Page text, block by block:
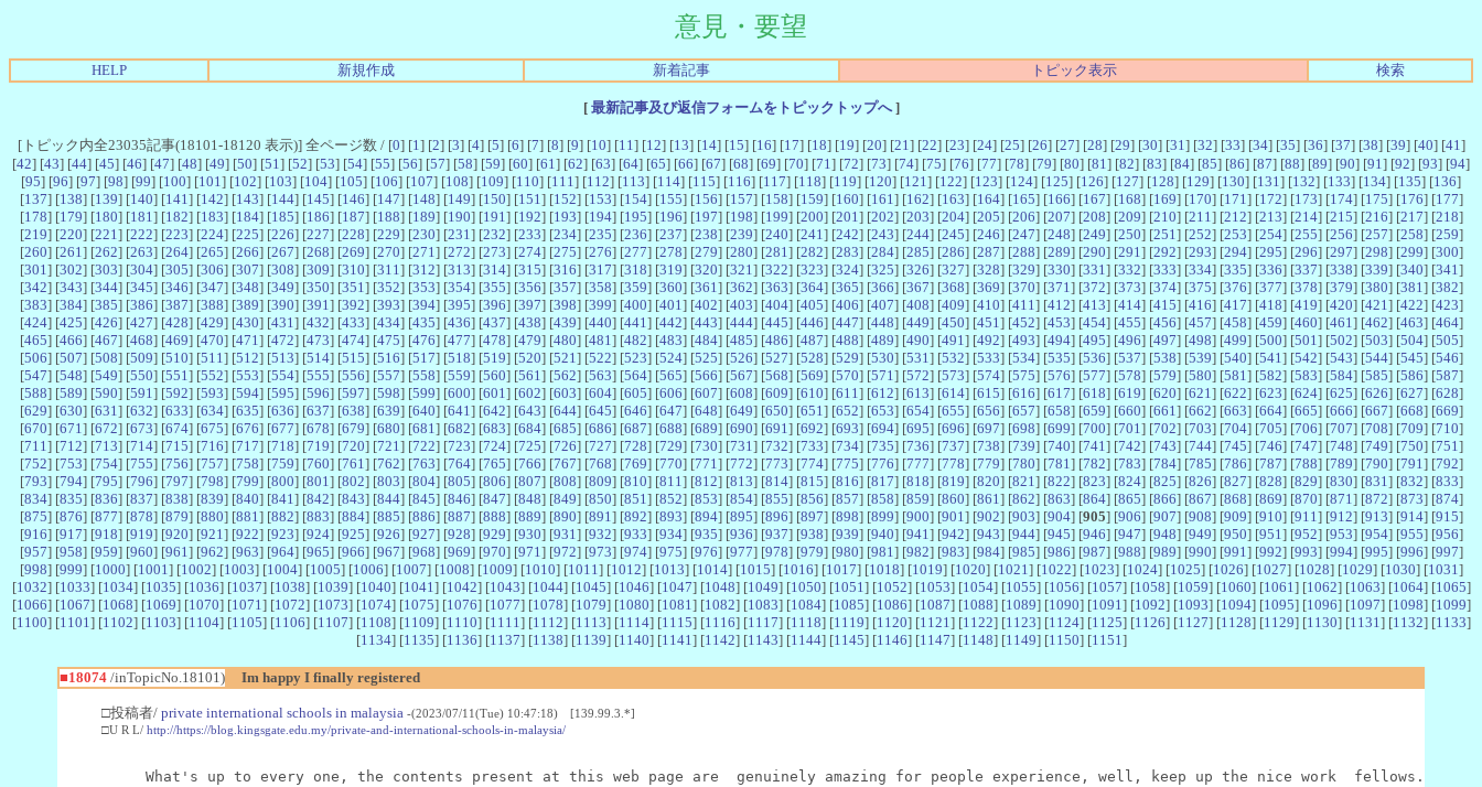
意見・要望
HELP 新規作成 新着記事 トピック表示 検索
[最新記事及び返信フォームをトピックトップへ]
[トピック内全23035記事(18101-18120 表示)] 全ページ数 / [0] [1 ] [2] [3] [4] [5] [6] [7] [8] [9] [10] [11 ] [12] [13] [14] [15] [16] [17] [18] [19] [20] [21 ] [22] [23] [24] [25] [26] [27] [28] [29] [30] [31 ] [32] [33] [34] [35] [36] [37] [38] [39] [40] [41 ]
[42] [43] [44] [45] [46] [47] [48] [49] [50] [51 ] [52] [53] [54] [55] [56] [57] [58] [59] [60] [61 ] [62] [63] [64] [65] [66] [67] [68] [69] [70] [71 ] [72] [73] [74] [75] [76] [77] [78] [79] [80] [81 ] [82] [83] [84] [85] [86] [87] [88] [89] [90] [91 ] [92] [93] [94]
[95] [96] [97] [98] [99] [100] [101 ] [102] [103] [104] [105] [106] [107] [108] [109] [110] [111 ] [112] [113] [114] [115] [116] [117] [118] [119] [120] [121 ] [122] [123] [124] [125] [126] [127] [128] [129] [130] [131 ] [132] [133] [134] [135] [136]
[137] [138] [139] [140] [141 ] [142] [143] [144] [145] [146] [147] [148] [149] [150] [151 ] [152] [153] [154] [155] [156] [157] [158] [159] [160] [161 ] [162] [163] [164] [165] [166] [167] [168] [169] [170] [171 ] [172] [173] [174] [175] [176] [177]
[178] [179] [180] [181 ] [182] [183] [184] [185] [186] [187] [188] [189] [190] [191 ] [192] [193] [194] [195] [196] [197] [198] [199] [200] [201 ] [202] [203] [204] [205] [206] [207] [208] [209] [210] [211 ] [212] [213] [214] [215] [216] [217] [218]
[219] [220] [221 ] [222] [223] [224] [225] [226] [227] [228] [229] [230] [231 ] [232] [233] [234] [235] [236] [237] [238] [239] [240] [241 ] [242] [243] [244] [245] [246] [247] [248] [249] [250] [251 ] [252] [253] [254] [255] [256] [257] [258] [259]
[260] [261 ] [262] [263] [264] [265] [266] [267] [268] [269] [270] [271 ] [272] [273] [274] [275] [276] [277] [278] [279] [280] [281 ] [282] [283] [284] [285] [286] [287] [288] [289] [290] [291 ] [292] [293] [294] [295] [296] [297] [298] [299] [300]
[301 ] [302] [303] [304] [305] [306] [307] [308] [309] [310] [311 ] [312] [313] [314] [315] [316] [317] [318] [319] [320] [321 ] [322] [323] [324] [325] [326] [327] [328] [329] [330] [331 ] [332] [333] [334] [335] [336] [337] [338] [339] [340] [341 ]
[342] [343] [344] [345] [346] [347] [348] [349] [350] [351 ] [352] [353] [354] [355] [356] [357] [358] [359] [360] [361 ] [362] [363] [364] [365] [366] [367] [368] [369] [370] [371 ] [372] [373] [374] [375] [376] [377] [378] [379] [380] [381 ] [382]
[383] [384] [385] [386] [387] [388] [389] [390] [391 ] [392] [393] [394] [395] [396] [397] [398] [399] [400] [401 ] [402] [403] [404] [405] [406] [407] [408] [409] [410] [411 ] [412] [413] [414] [415] [416] [417] [418] [419] [420] [421 ] [422] [423]
[424] [425] [426] [427] [428] [429] [430] [431 ] [432] [433] [434] [435] [436] [437] [438] [439] [440] [441 ] [442] [443] [444] [445] [446] [447] [448] [449] [450] [451 ] [452] [453] [454] [455] [456] [457] [458] [459] [460] [461 ] [462] [463] [464]
[465] [466] [467] [468] [469] [470] [471 ] [472] [473] [474] [475] [476] [477] [478] [479] [480] [481 ] [482] [483] [484] [485] [486] [487] [488] [489] [490] [491 ] [492] [493] [494] [495] [496] [497] [498] [499] [500] [501 ] [502] [503] [504] [505]
[506] [507] [508] [509] [510] [511 ] [512] [513] [514] [515] [516] [517] [518] [519] [520] [521 ] [522] [523] [524] [525] [526] [527] [528] [529] [530] [531 ] [532] [533] [534] [535] [536] [537] [538] [539] [540] [541 ] [542] [543] [544] [545] [546]
[547] [548] [549] [550] [551 ] [552] [553] [554] [555] [556] [557] [558] [559] [560] [561 ] [562] [563] [564] [565] [566] [567] [568] [569] [570] [571 ] [572] [573] [574] [575] [576] [577] [578] [579] [580] [581 ] [582] [583] [584] [585] [586] [587]
[588] [589] [590] [591 ] [592] [593] [594] [595] [596] [597] [598] [599] [600] [601 ] [602] [603] [604] [605] [606] [607] [608] [609] [610] [611 ] [612] [613] [614] [615] [616] [617] [618] [619] [620] [621 ] [622] [623] [624] [625] [626] [627] [628]
[629] [630] [631 ] [632] [633] [634] [635] [636] [637] [638] [639] [640] [641 ] [642] [643] [644] [645] [646] [647] [648] [649] [650] [651 ] [652] [653] [654] [655] [656] [657] [658] [659] [660] [661 ] [662] [663] [664] [665] [666] [667] [668] [669]
[670] [671 ] [672] [673] [674] [675] [676] [677] [678] [679] [680] [681 ] [682] [683] [684] [685] [686] [687] [688] [689] [690] [691 ] [692] [693] [694] [695] [696] [697] [698] [699] [700] [701 ] [702] [703] [704] [705] [706] [707] [708] [709] [710]
[711 ] [712] [713] [714] [715] [716] [717] [718] [719] [720] [721 ] [722] [723] [724] [725] [726] [727] [728] [729] [730] [731 ] [732] [733] [734] [735] [736] [737] [738] [739] [740] [741 ] [742] [743] [744] [745] [746] [747] [748] [749] [750] [751 ]
[752] [753] [754] [755] [756] [757] [758] [759] [760] [761 ] [762] [763] [764] [765] [766] [767] [768] [769] [770] [771 ] [772] [773] [774] [775] [776] [777] [778] [779] [780] [781 ] [782] [783] [784] [785] [786] [787] [788] [789] [790] [791 ] [792]
[793] [794] [795] [796] [797] [798] [799] [800] [801 ] [802] [803] [804] [805] [806] [807] [808] [809] [810] [811 ] [812] [813] [814] [815] [816] [817] [818] [819] [820] [821 ] [822] [823] [824] [825] [826] [827] [828] [829] [830] [831 ] [832] [833]
[834] [835] [836] [837] [838] [839] [840] [841 ] [842] [843] [844] [845] [846] [847] [848] [849] [850] [851 ] [852] [853] [854] [855] [856] [857] [858] [859] [860] [861 ] [862] [863] [864] [865] [866] [867] [868] [869] [870] [871 ] [872] [873] [874]
[875] [876] [877] [878] [879] [880] [881 ] [882] [883] [884] [885] [886] [887] [888] [889] [890] [891 ] [892] [893] [894] [895] [896] [897] [898] [899] [900] [901 ] [902] [903] [904] [905] [906] [907] [908] [909] [910] [911 ] [912] [913] [914] [915]
[916] [917] [918] [919] [920] [921 ] [922] [923] [924] [925] [926] [927] [928] [929] [930] [931 ] [932] [933] [934] [935] [936] [937] [938] [939] [940] [941 ] [942] [943] [944] [945] [946] [947] [948] [949] [950] [951 ] [952] [953] [954] [955] [956]
[957] [958] [959] [960] [961 ] [962] [963] [964] [965] [966] [967] [968] [969] [970] [971 ] [972] [973] [974] [975] [976] [977] [978] [979] [980] [981 ] [982] [983] [984] [985] [986] [987] [988] [989] [990] [991 ] [992] [993] [994] [995] [996] [997]
[998] [999] [1000] [1001 ] [1002] [1003] [1004] [1005] [1006] [1007] [1008] [1009] [1010] [1011 ] [1012] [1013] [1014] [1015] [1016] [1017] [1018] [1019] [1020] [1021 ] [1022] [1023] [1024] [1025] [1026] [1027] [1028] [1029] [1030] [1031 ]
[1032] [1033] [1034] [1035] [1036] [1037] [1038] [1039] [1040] [1041 ] [1042] [1043] [1044] [1045] [1046] [1047] [1048] [1049] [1050] [1051 ] [1052] [1053] [1054] [1055] [1056] [1057] [1058] [1059] [1060] [1061 ] [1062] [1063] [1064] [1065]
[1066] [1067] [1068] [1069] [1070] [1071 ] [1072] [1073] [1074] [1075] [1076] [1077] [1078] [1079] [1080] [1081 ] [1082] [1083] [1084] [1085] [1086] [1087] [1088] [1089] [1090] [1091 ] [1092] [1093] [1094] [1095] [1096] [1097] [1098] [1099]
[1100] [1101 ] [1102] [1103] [1104] [1105] [1106] [1107] [1108] [1109] [1110] [1111 ] [1112] [1113] [1114] [1115] [1116] [1117] [1118] [1119] [1120] [1121 ] [1122] [1123] [1124] [1125] [1126] [1127] [1128] [1129] [1130] [1131 ] [1132] [1133]
[1134] [1135] [1136] [1137] [1138] [1139] [1140] [1141 ] [1142] [1143] [1144] [1145] [1146] [1147] [1148] [1149] [1150] [1151 ]
■18074 /inTopicNo.18101) Im happy I finally registered
□投稿者/ private international schools in malaysia -(2023/07/11(Tue) 10:47:18) [139.99.3.*]
□U R L/ http://https://blog.kingsgate.edu.my/private-and-international-schools-in-malaysia/
What's up to every one, the contents present at this web page are  genuinely amazing for people experience, well, keep up the nice work  fellows.